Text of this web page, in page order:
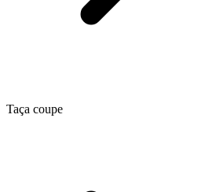
Taça coupe